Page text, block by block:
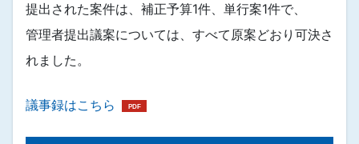
提出された案件は、補正予算1件、単行案1件で、
管理者提出議案については、すべて原案どおり可決さ
れました。
議事録はこちら